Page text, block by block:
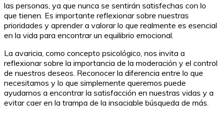
las personas, ya que nunca se sentirán satisfechas con lo
que tienen. Es importante reflexionar sobre nuestras
prioridades y aprender a valorar lo que realmente es esencial
en la vida para encontrar un equilibrio emocional.
La avaricia, como concepto psicológico, nos invita a
reflexionar sobre la importancia de la moderación y el control
de nuestros deseos. Reconocer la diferencia entre lo que
necesitamos y lo que simplemente queremos puede
ayudarnos a encontrar la satisfacción en nuestras vidas y a
evitar caer en la trampa de la insaciable búsqueda de más.